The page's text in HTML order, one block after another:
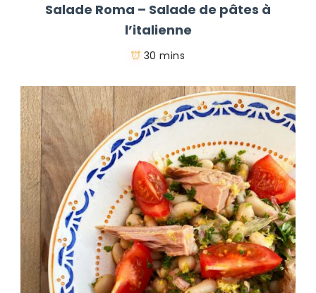
Salade Roma – Salade de pâtes à
l’italienne
30 mins